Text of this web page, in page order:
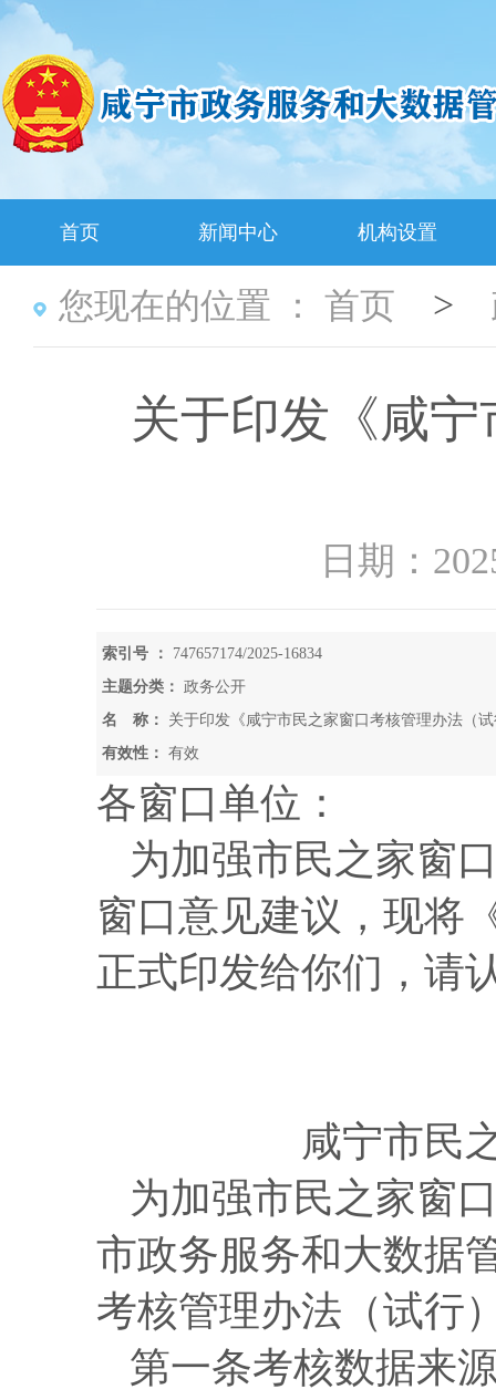
首页 新闻中心 机构设置
您现在的位置 ： 首页 >
关于印发《咸
日期：
索引号 ：
747657174/2025-16834
主题分类： 政务公开
名 称：
关于印发《咸宁市民之家窗口考核管理办法（
有效性： 有效
各窗口单位：
为加强市民之家窗
窗口意见建议，现将
正式印发给你们，请
咸宁市民
为加强市民之家窗
市政务服务和大数据
考核管理办法（试行
第一条考核数据来